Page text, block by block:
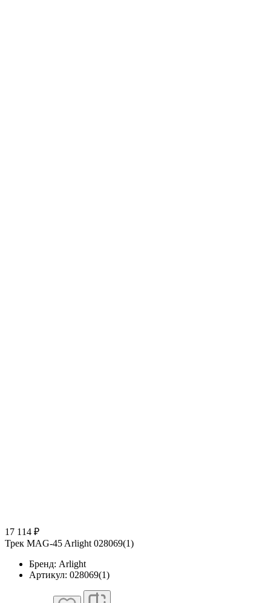
17 114 ₽
Трек MAG-45 Arlight 028069(1)
Бренд: Arlight
Артикул: 028069(1)